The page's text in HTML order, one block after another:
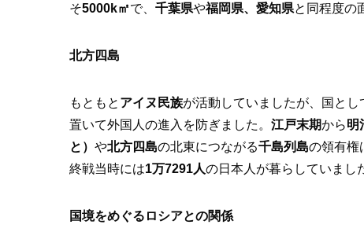
そ5000k㎡で、 千葉県や福岡県、愛知県と同程度の
北方四島
もともと アイヌ民族が活動していましたが、国と
置いて外国人の進入を防ぎました。 江戸末期から明
と） や北方四島の北東につながる千島列島の領有権
終戦当時には1万7291人の日本人が暮らしていまし
国境をめぐるロシアとの関係